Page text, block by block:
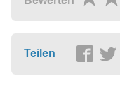
Teilen